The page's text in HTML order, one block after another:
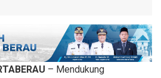
– Mendukung